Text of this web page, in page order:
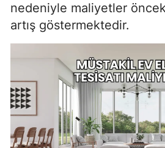
nedeniyle maliyetler
artış göstermektedir.